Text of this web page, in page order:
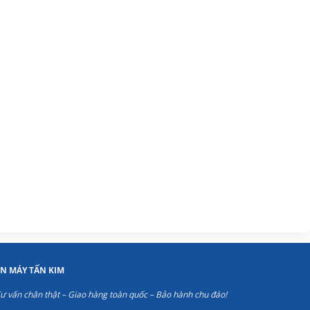
MÁY TẤN KIM
vấn chân thật – Giao hàng toàn quốc – Bảo hành chu đáo!